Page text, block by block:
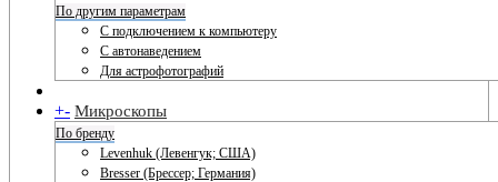
По другим параметрам
С подключением к компьютеру
С автонаведением
Для астрофотографий
+- Микроскопы
По бренду
Levenhuk (Левенгук; США)
Bresser (Брессер; Германия)